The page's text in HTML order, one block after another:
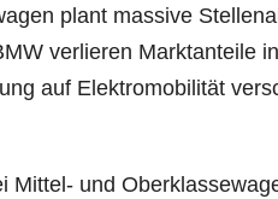
plant massive
verlieren Marktanteile
auf Elektromobilität
Mittel- und